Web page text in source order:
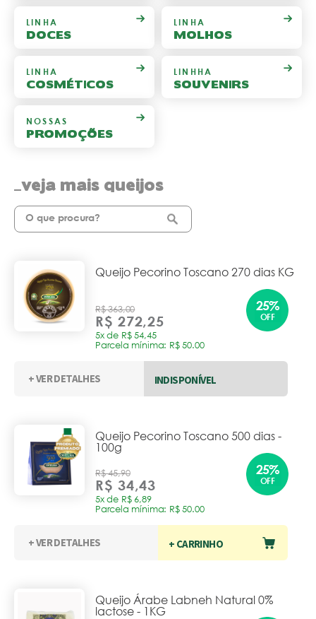
LINHA
DOCES
LINHA
MOLHOS
LINHA
COSMÉTICOS
LINHHA
SOUVENIRS
NOSSAS
PROMOÇÕES
veja mais queijos
Queijo Pecorino Toscano 270 dias KG
R$ 363,00
R$ 272,25
5x de R$ 54,45
Parcela mínima: R$ 50.00
+ VER DETALHES
25%
OFF
INDISPONÍVEL
Queijo Pecorino Toscano 500 dias -
100g
R$ 45,90
R$ 34,43
5x de R$ 6,89
Parcela mínima: R$ 50.00
+ VER DETALHES
25%
OFF
+ CARRINHO
Queijo Árabe Labneh Natural 0%
lactose - 1KG